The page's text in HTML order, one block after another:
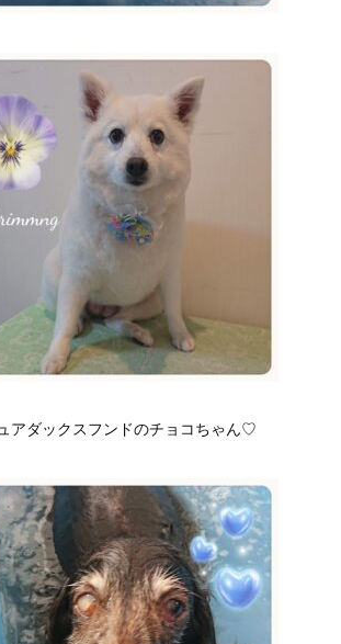
アダックスフンドのチョコちゃん♡